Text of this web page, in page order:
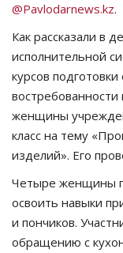
Язык
Қазақша Русский
@Pavlodarnews.kz.
Как рассказали в
исполнительной
курсов
женщины
класс на тему
изделий». Его
Четыре женщины
освоить навыки
и пончиков.
обращению с